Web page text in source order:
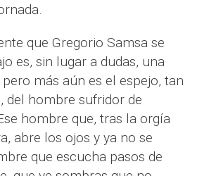
que Gregorio Samsa se
es, sin lugar a dudas, una
más aún es el espejo, tan
del hombre sufridor de
hombre que, tras la orgía
abre los ojos y ya no se
que escucha pasos de